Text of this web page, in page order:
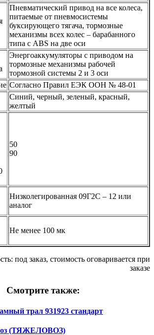
Пневматический привод на все колеса,
питаемые от пневмосистемы
буксирующего тягача, тормозные
механизмы всех колес – барабанного
типа с ABS на две оси
Энергоаккумуляторы с приводом на
тормозные механизмы рабочей
тормозной системы 2 и 3 оси
Согласно Правил ЕЭК ООН № 48-01
Синий, черный, зеленый, красный,
желтый
50
90
Низколегированная 09Г2С – 12 или
аналог
Не менее 100 мк
под заказ, стоимость оговаривается при
заказе
Смотрите также:
трал 931923 стандарт
(ТЯЖЕЛОВОЗ)